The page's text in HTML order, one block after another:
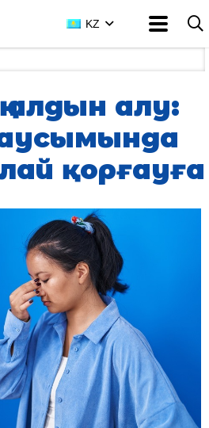
KZ
алдын алу:
қорғауға